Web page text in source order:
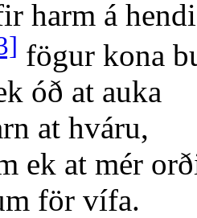
harm á hendi
fögur kona
óð at auka
at hváru,
ek at mér
för vífa.